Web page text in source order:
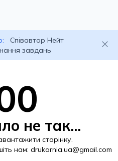
Співавтор Нейт
завдань
не так...
сторінку.
нам: drukarnia.ua@gmail.com